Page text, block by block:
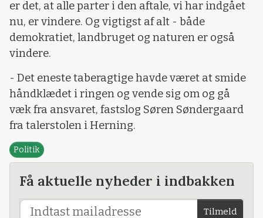
er det, at alle parter i den aftale, vi har indgået
nu, er vindere. Og vigtigst af alt - både
demokratiet, landbruget og naturen er også
vindere.
- Det eneste taberagtige havde været at smide
håndklædet i ringen og vende sig om og gå
væk fra ansvaret, fastslog Søren Søndergaard
fra talerstolen i Herning.
Politik
Få aktuelle nyheder i indbakken
Tilmeld